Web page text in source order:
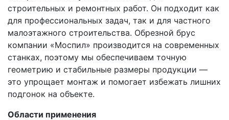
строительных и ремонтных работ. Он подходит как
для профессиональных задач, так и для частного
малоэтажного строительства. Обрезной брус
компании «Моспил» производится на современных
станках, поэтому мы обеспечиваем точную
геометрию и стабильные размеры продукции —
это упрощает монтаж и помогает избежать лишних
подгонок на объекте.
Области применения